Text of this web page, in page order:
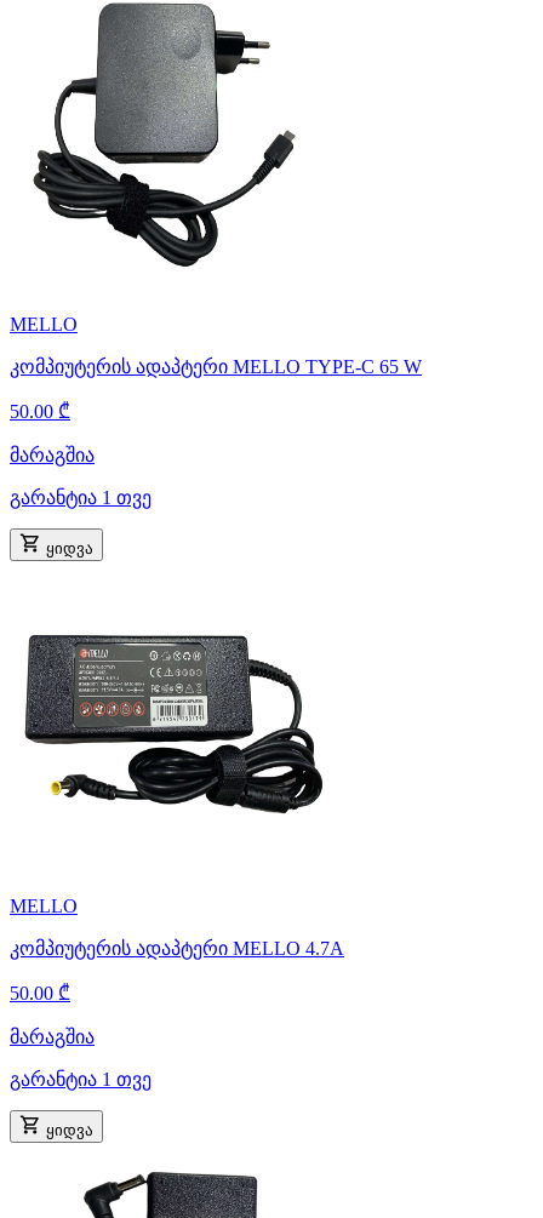
MELLO
კომპიუტერის ადაპტერი MELLO TYPE-C 65 W
50.00 ₾
მარაგშია
გარანტია 1 თვე
ყიდვა
MELLO
კომპიუტერის ადაპტერი MELLO 4.7A
50.00 ₾
მარაგშია
გარანტია 1 თვე
ყიდვა